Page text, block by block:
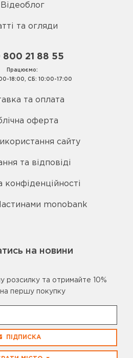
Відеоблог
та огляди
800 21 88 55
Працюємо:
18:00, СБ: 10:00-17:00
та оплата
оферта
сайту
та відповіді
конфіденційності
monobank
на новини
розсилку та отримайте 10%
першу покупку
ПІДПИСКА